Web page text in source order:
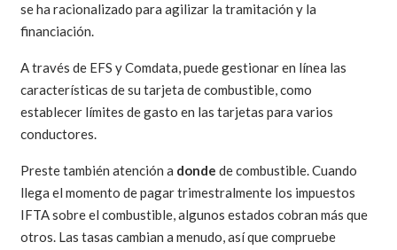
se ha racionalizado para agilizar la tramitación y la
financiación.
A través de EFS y Comdata, puede gestionar en línea las
características de su tarjeta de combustible, como
establecer límites de gasto en las tarjetas para varios
conductores.
Preste también atención a dondede combustible. Cuando
llega el momento de pagar trimestralmente los impuestos
IFTA sobre el combustible, algunos estados cobran más que
otros. Las tasas cambian a menudo, así que compruebe